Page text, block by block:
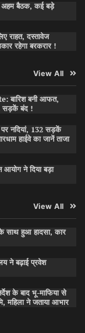
बैठक, कई बड़े
राहत, दस्तावेज
रहेगा बरकरार !
View All
बारिश बनी आफत,
सड़कें बंद !
नदियां, 132 सड़कें
हाईवे का जानें ताजा
आयोग ने दिया बड़ा
View All
साथ हुआ हादसा, कार
ने बढ़ाई प्रवेश
के बाद भू-माफिया से
महिला ने जताया आभार